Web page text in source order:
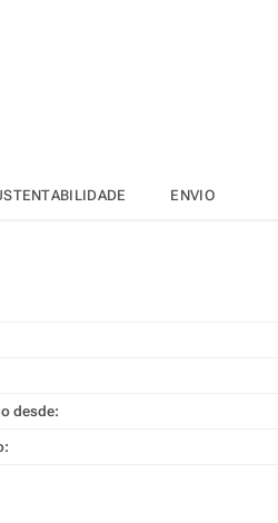
ENVIO
desde: